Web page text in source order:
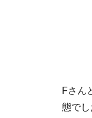
Fさん
態で